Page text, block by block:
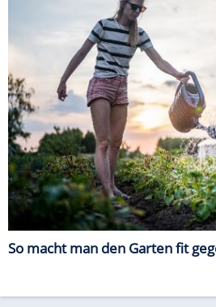
So macht man den Garten fit